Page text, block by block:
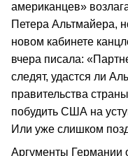
американцев»
Петера Альтмайера,
новом кабинете
вчера писала:
следят, удастся ли
правительства
побудить США на
Или уже слишком
Аргументы Германии